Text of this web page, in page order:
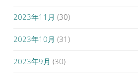
2023年11月 (30)
2023年10月 (31)
2023年9月 (30)